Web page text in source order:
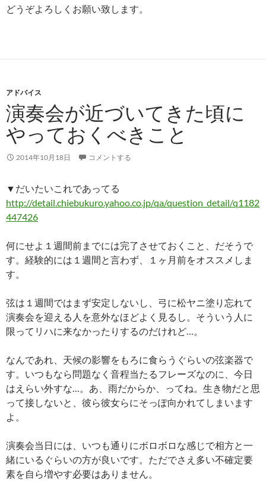
どうぞよろしくお願い致します。
アドバイス
演奏会が近づいてきた頃に
やっておくべきこと
2014年10月18日 コメントする
▼だいたいこれであってる
http://detail.chiebukuro.yahoo.co.jp/qa/question_detail/q1182
447426
何にせよ１週間前までには完了させておくこと、だそうで
す。経験的には１週間と言わず、１ヶ月前をオススメしま
す。
弦は１週間ではまず安定しないし、弓に松ヤニ塗り忘れて
演奏会を迎える人を意外なほどよく見るし。そういう人に
限ってリハに来なかったりするのだけれど…。
なんであれ、天候の影響をもろに食らうぐらいの弦楽器で
す。いつもなら問題なく音程当たるフレーズなのに、今日
はえらい外すな…。あ、雨だからか、ってね。生き物だと思
って接しないと、彼ら彼女らにそっぽ向かれてしまいます
よ。
演奏会当日には、いつも通りにボロボロな感じで相方と一
緒にいるぐらいの方が良いです。ただでさえ多い不確定要
素を自ら増やす必要はありません。